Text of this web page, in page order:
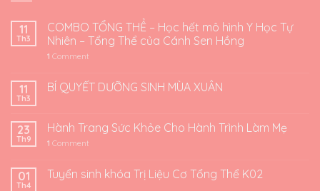
11
Th3
COMBO TỔNG THỂ – Học hết mô hình Y Học Tự
Nhiên – Tổng Thể của Cánh Sen Hồng
1 Comment
11
Th3
BÍ QUYẾT DƯỠNG SINH MÙA XUÂN
23
Th9
Hành Trang Sức Khỏe Cho Hành Trình Làm Mẹ
1 Comment
01
Th4
Tuyển sinh khóa Trị Liệu Cơ Tổng Thể K02